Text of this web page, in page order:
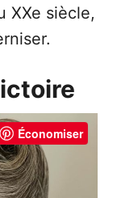
XXe siècle,
Économiser